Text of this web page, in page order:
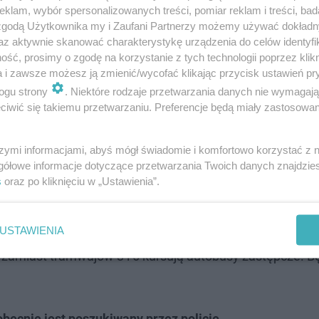
część trakcji, bez której tramwaje nie mogą jeździć.
na torze pojedynczym, czyli w dwie strony, daje
do pętli. Zniszczone zostały również wysięgniki,
Sylwia Derengowska, rzecznik prasowy MZK w
tramwajów 3 i 6 kursują autobusy zastępcze.
wybór spersonalizowanych treści, pomiar reklam i treści,
Użytkownika my i Zaufani Partnerzy możemy używać
aktywnie skanować charakterystykę urządzenia do celów
prosimy o zgodę na korzystanie z tych technologii poprzez
i zawsze możesz ją zmienić/wycofać klikając przycisk ustawień
strony
. Niektóre rodzaje przetwarzania danych nie
się takiemu przetwarzaniu. Preferencje będą miały
informacjami, abyś mógł świadomie i komfortowo korzystać z
informacje dotyczące przetwarzania Twoich danych
oraz po kliknięciu w „Ustawienia”.
USTAWIENIA